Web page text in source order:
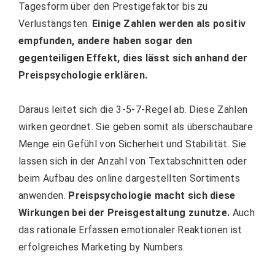
Tagesform über den Prestigefaktor bis zu
Verlustängsten. Einige Zahlen werden als positiv
empfunden, andere haben sogar den
gegenteiligen Effekt, dies lässt sich anhand der
Preispsychologie erklären.
Daraus leitet sich die 3-5-7-Regel ab. Diese Zahlen
wirken geordnet. Sie geben somit als überschaubare
Menge ein Gefühl von Sicherheit und Stabilität. Sie
lassen sich in der Anzahl von Textabschnitten oder
beim Aufbau des online dargestellten Sortiments
anwenden. Preispsychologie macht sich diese
Wirkungen bei der Preisgestaltung zunutze. Auch
das rationale Erfassen emotionaler Reaktionen ist
erfolgreiches Marketing by Numbers.